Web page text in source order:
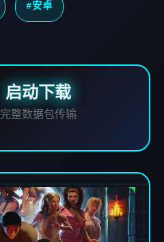
#安卓
启动下载
完整数据包传输